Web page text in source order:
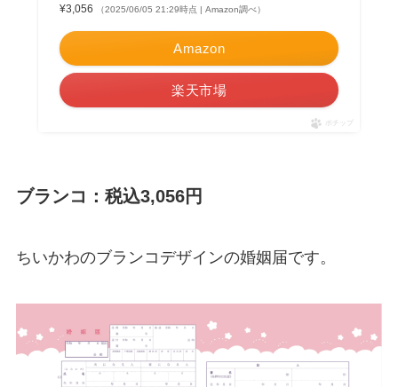
¥3,056
（2025/06/05 21:29時点 | Amazon調べ）
Amazon
楽天市場
ポチップ
ブランコ：税込3,056円
ちいかわのブランコデザインの婚姻届です。